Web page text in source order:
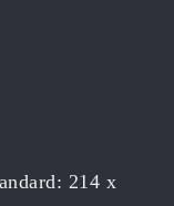
214 x